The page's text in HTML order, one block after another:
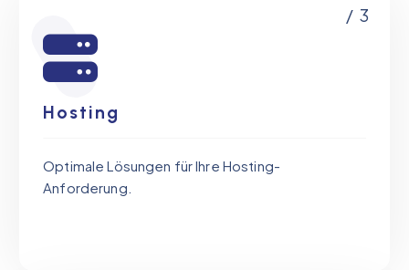
/ 3
Hosting
Optimale Lösungen für Ihre Hosting-
Anforderung.